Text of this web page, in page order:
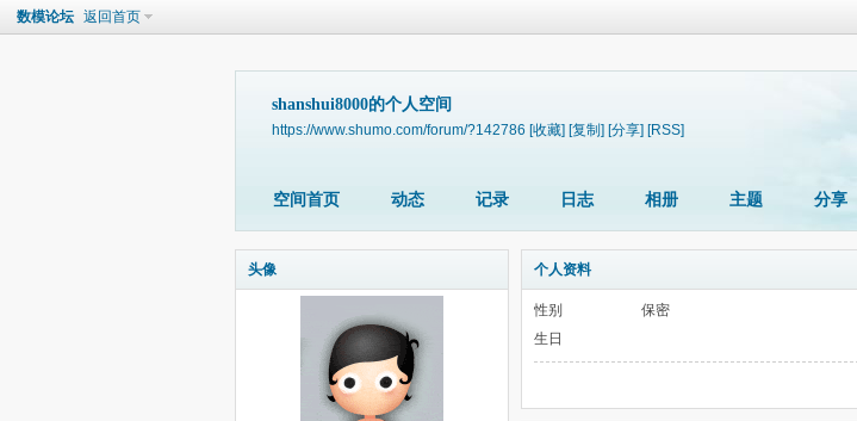
数模论坛 返回首页
shanshui8000的个人空间
https://www.shumo.com/forum/?142786 [收藏] [复制] [分享] [RSS]
空间首页 动态 记录 日志 相册 主题 分享
头像 个人资料
性别
保密
生日